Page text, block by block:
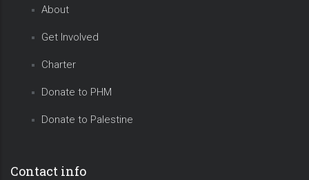
About
Get Involved
Charter
Donate to PHM
Donate to Palestine
Contact info